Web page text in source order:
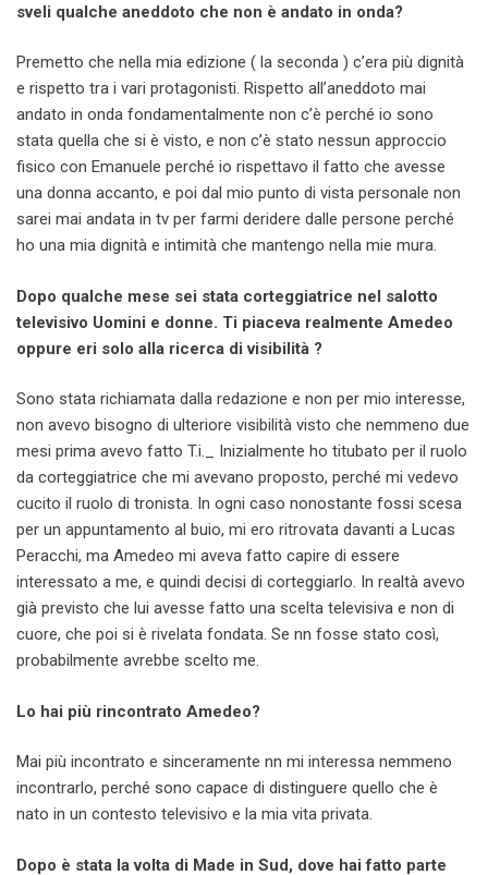
sveli qualche aneddoto che non è andato in onda?
Premetto che nella mia edizione ( la seconda ) c’era più dignità
e rispetto tra i vari protagonisti. Rispetto all’aneddoto mai
andato in onda fondamentalmente non c’è perché io sono
stata quella che si è visto, e non c’è stato nessun approccio
fisico con Emanuele perché io rispettavo il fatto che avesse
una donna accanto, e poi dal mio punto di vista personale non
sarei mai andata in tv per farmi deridere dalle persone perché
ho una mia dignità e intimità che mantengo nella mie mura.
Dopo qualche mese sei stata corteggiatrice nel salotto
televisivo Uomini e donne. Ti piaceva realmente Amedeo
oppure eri solo alla ricerca di visibilità ?
Sono stata richiamata dalla redazione e non per mio interesse,
non avevo bisogno di ulteriore visibilità visto che nemmeno due
mesi prima avevo fatto T.i._ Inizialmente ho titubato per il ruolo
da corteggiatrice che mi avevano proposto, perché mi vedevo
cucito il ruolo di tronista. In ogni caso nonostante fossi scesa
per un appuntamento al buio, mi ero ritrovata davanti a Lucas
Peracchi, ma Amedeo mi aveva fatto capire di essere
interessato a me, e quindi decisi di corteggiarlo. In realtà avevo
già previsto che lui avesse fatto una scelta televisiva e non di
cuore, che poi si è rivelata fondata. Se nn fosse stato così,
probabilmente avrebbe scelto me.
Lo hai più rincontrato Amedeo?
Mai più incontrato e sinceramente nn mi interessa nemmeno
incontrarlo, perché sono capace di distinguere quello che è
nato in un contesto televisivo e la mia vita privata.
Dopo è stata la volta di Made in Sud, dove hai fatto parte